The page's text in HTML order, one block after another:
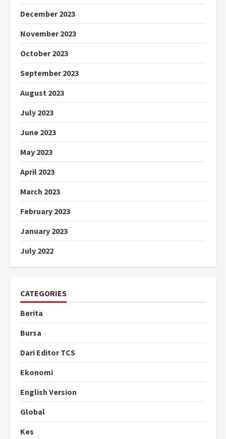
December 2023
November 2023
October 2023
September 2023
August 2023
July 2023
June 2023
May 2023
April 2023
March 2023
February 2023
January 2023
July 2022
CATEGORIES
Berita
Bursa
Dari Editor TCS
Ekonomi
English Version
Global
Kes